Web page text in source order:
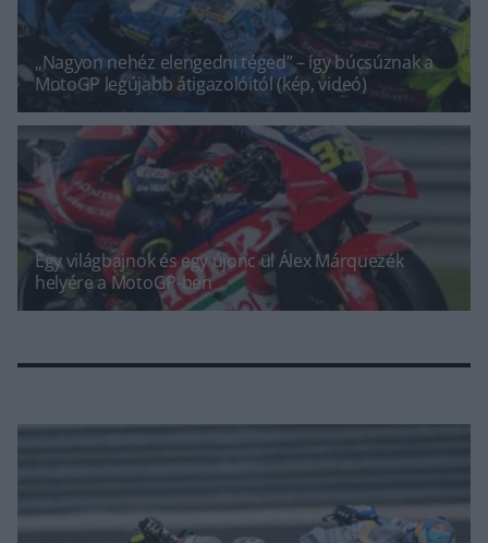
„Nagyon nehéz elengedni téged” – így búcsúznak a
MotoGP legújabb átigazolóitól (kép, videó)
Egy világbajnok és egy újonc ül Álex Márquezék
helyére a MotoGP-ben